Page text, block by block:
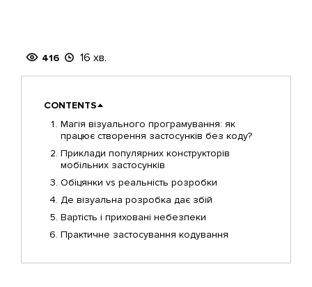
416 16 хв.
CONTENTS
Магія візуального програмування: як
працює створення застосунків без коду?
Приклади популярних конструкторів
мобільних застосунків
Обіцянки vs реальність розробки
Де візуальна розробка дає збій
Вартість і приховані небезпеки
Практичне застосування кодування